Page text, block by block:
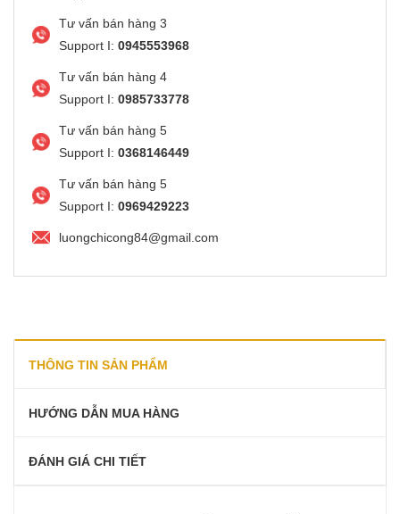
Tư vấn bán hàng 3
Support I: 0945553968
Tư vấn bán hàng 4
Support I: 0985733778
Tư vấn bán hàng 5
Support I: 0368146449
Tư vấn bán hàng 5
Support I: 0969429223
luongchicong84@gmail.com
THÔNG TIN SẢN PHẨM
HƯỚNG DẪN MUA HÀNG
ĐÁNH GIÁ CHI TIẾT